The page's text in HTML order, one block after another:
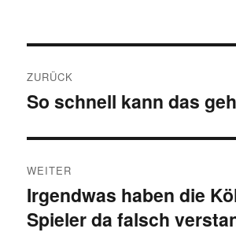
ZURÜCK
Vorheriger
So schnell kann das
WEITER
Nächster
Beitrag:
Irgendwas haben die
Spieler da falsch